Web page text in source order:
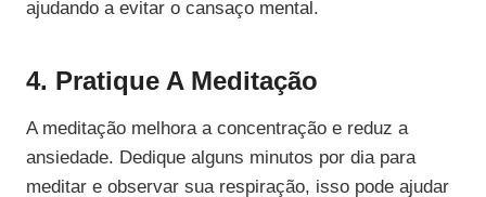
ajudando a evitar o cansaço mental.
4. Pratique A Meditação
A meditação melhora a concentração e reduz a
ansiedade. Dedique alguns minutos por dia para
meditar e observar sua respiração, isso pode ajudar